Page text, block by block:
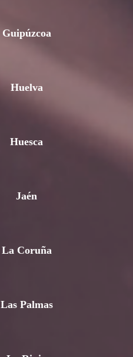
Guipúzcoa
Huelva
Huesca
Jaén
La Coruña
Las Palmas